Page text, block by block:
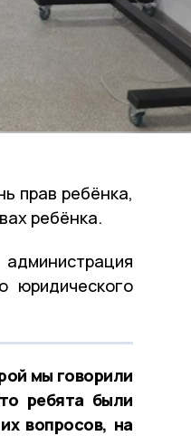
прав ребёнка,
ребёнка.
юридического
мы говорили
ребята были
вопросов, на